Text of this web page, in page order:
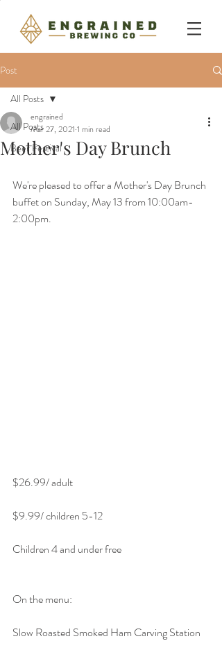
Post
All Posts
Beer Festival
All Posts
Mother's Day Brunch
engrained
Mar 27, 2021 1 min read
We're pleased to offer a Mother's Day Brunch
buffet on Sunday, May 13 from 10:00am-
2:00pm.
$26.99/ adult
$9.99/ children 5-12
Children 4 and under free
On the menu:
Slow Roasted Smoked Ham Carving Station